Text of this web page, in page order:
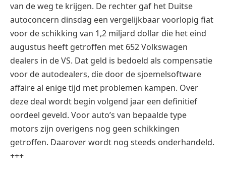
van de weg te krijgen. De rechter gaf het Duitse
autoconcern dinsdag een vergelijkbaar voorlopig fiat
voor de schikking van 1,2 miljard dollar die het eind
augustus heeft getroffen met 652 Volkswagen
dealers in de VS. Dat geld is bedoeld als compensatie
voor de autodealers, die door de sjoemelsoftware
affaire al enige tijd met problemen kampen. Over
deze deal wordt begin volgend jaar een definitief
oordeel geveld. Voor auto’s van bepaalde type
motors zijn overigens nog geen schikkingen
getroffen. Daarover wordt nog steeds onderhandeld.
+++